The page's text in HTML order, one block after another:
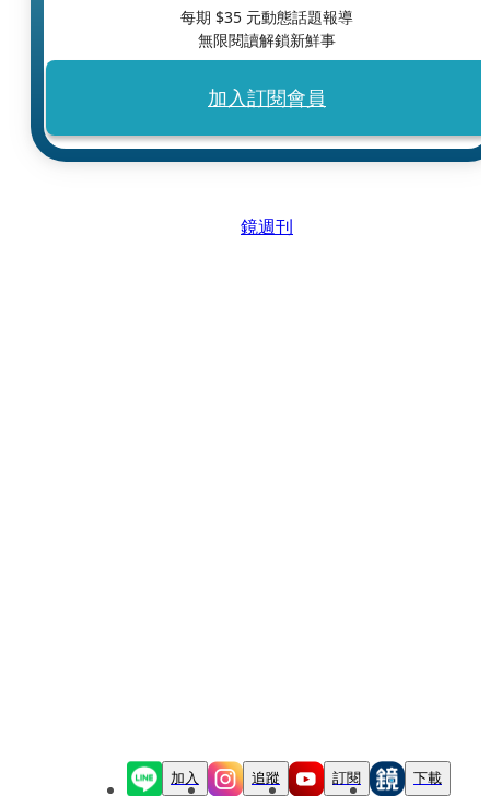
每期 $35 元動態話題報導
無限閱讀解鎖新鮮事
加入訂閱會員
鏡週刊
加入 追蹤 訂閱 下載